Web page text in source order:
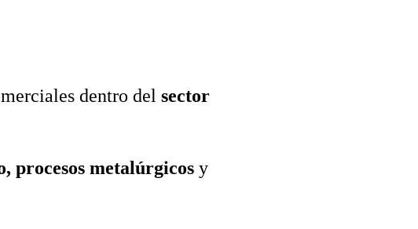
dentro del sector
procesos metalúrgicos y